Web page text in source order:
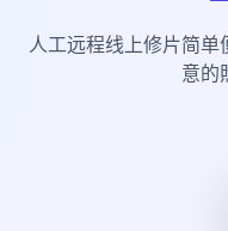
人工远程线上修片简
意的